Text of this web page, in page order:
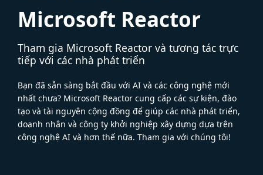
Microsoft Reactor
Tham gia Microsoft Reactor và tương tác trực
tiếp với các nhà phát triển
Bạn đã sẵn sàng bắt đầu với AI và các công nghệ mới
nhất chưa? Microsoft Reactor cung cấp các sự kiện, đào
tạo và tài nguyên cộng đồng để giúp các nhà phát triển,
doanh nhân và công ty khởi nghiệp xây dựng dựa trên
công nghệ AI và hơn thế nữa. Tham gia với chúng tôi!